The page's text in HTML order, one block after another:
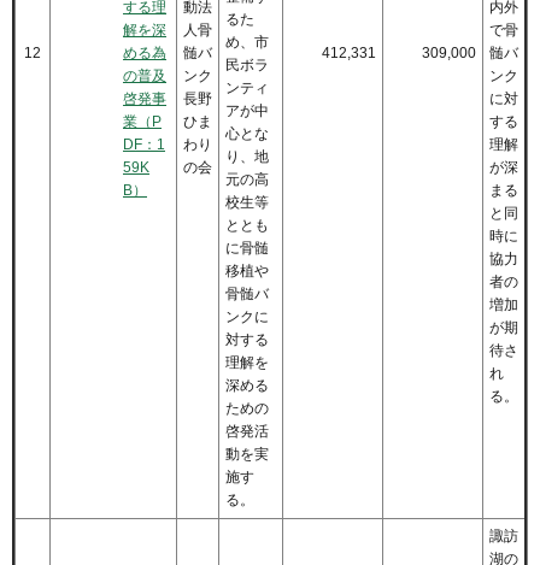
12
する理
解を深
める為
の普及
啓発事
業（P
DF：1
59K
B）
動法
人骨
髄バ
ンク
長野
ひま
わり
の会
るた
め、市
民ボラ
ンティ
アが中
心とな
り、地
元の高
校生等
ととも
に骨髄
移植や
骨髄バ
ンクに
対する
理解を
深める
ための
啓発活
動を実
施す
る。
412,331 309,000
内外
で骨
髄バ
ンク
に対
する
理解
が深
まる
と同
時に
協力
者の
増加
が期
待さ
れ
る。
諏訪
湖の